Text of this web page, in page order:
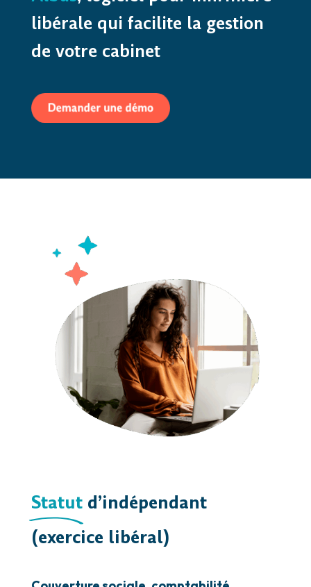
libérale qui facilite la gestion
de votre cabinet
Statut d’indépendant
(exercice libéral)